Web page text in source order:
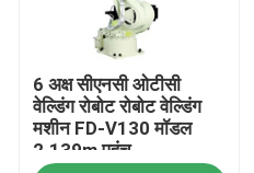
6 अक्ष सीएनसी ओटीसी
वेल्डिंग रोबोट रोबोट वेल्डिंग
मशीन FD-V130 मॉडल
2.139m पहुंच